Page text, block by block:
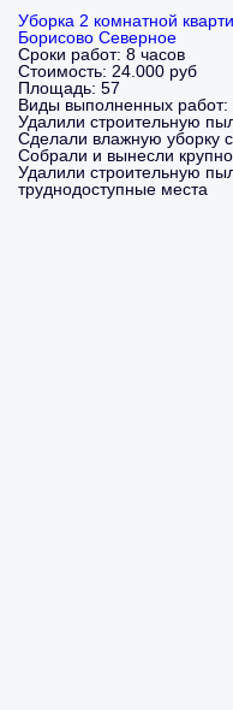
Уборка 2 комнатной
Борисово Северное
Сроки работ: 8 часов
Стоимость: 24.000 руб
Площадь: 57
Виды выполненных работ:
Удалили строительную
Сделали влажную уборку
Собрали и вынесли
Удалили строительную
труднодоступные места